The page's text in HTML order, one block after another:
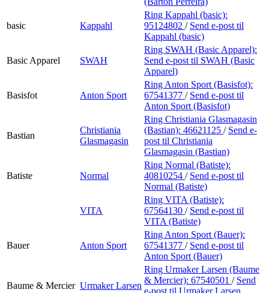
basic Kappahl
Ring Kappahl (basic):
95124802 / Send e-post til
Kappahl (basic)
Basic Apparel SWAH
Ring SWAH (Basic Apparel):
Send e-post til SWAH (Basic
Apparel)
Basisfot Anton Sport
Ring Anton Sport (Basisfot):
67541377 / Send e-post til
Anton Sport (Basisfot)
Bastian
Christiania
Glasmagasin
Ring Christiania Glasmagasin
(Bastian): 46621125 / Send e-
post til Christiania
Glasmagasin (Bastian)
Batiste Normal
Ring Normal (Batiste):
40810254 / Send e-post til
Normal (Batiste)
VITA
Ring VITA (Batiste):
67564130 / Send e-post til
VITA (Batiste)
Bauer Anton Sport
Ring Anton Sport (Bauer):
67541377 / Send e-post til
Anton Sport (Bauer)
Baume & Mercier Urmaker Larsen
Ring Urmaker Larsen (Baume
& Mercier): 67540501 / Send
e-post til Urmaker Larsen